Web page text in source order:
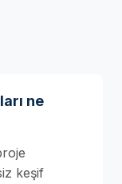
ne
keşif